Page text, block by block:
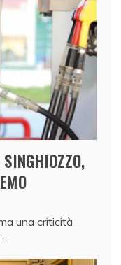
una criticità